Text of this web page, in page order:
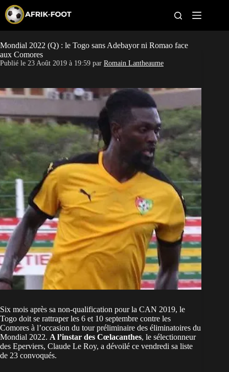
p
t
o
c
o
t
e
t
CAN féminine
Pays
Clubs
Classement
Paris sportifs
Mondial 2022 (Q) : le Togo sans Adebayor ni Romao face
aux Comores
Publié le 23 Août 2019 à 19:59 par Romain Lantheaume
Six mois après sa non-qualification pour la CAN 2019, le
Togo doit se rattraper les 6 et 10 septembre contre les
Comores à l’occasion du tour préliminaire des éliminatoires du
Mondial 2022. A l’instar des Cœlacanthes, le sélectionneur
des Eperviers, Claude Le Roy, a dévoilé ce vendredi sa liste
de 23 convoqués.